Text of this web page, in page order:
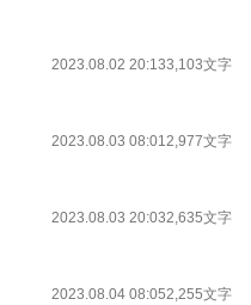
ていたエメラーダ。アナセマスでの
2023.08.02 20:133,103文字
2023.08.03 08:012,977文字
2023.08.03 20:032,635文字
2023.08.04 08:052,255文字